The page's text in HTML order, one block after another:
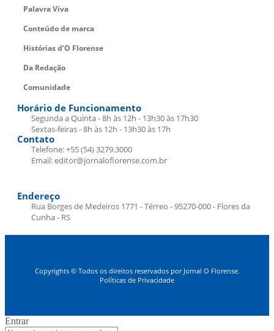
Palavra Viva
Conteúdo de marca
Histórias d’O Florense
Da Redação
Comunidade
Horário de Funcionamento
Segunda a Quinta - 8h às 12h - 13h30 às 17h30
Sextas-feiras - 8h às 12h - 13h30 às 17h
Contato
Telefone: +55 (54) 3279.3000
Email: editor@jornaloflorense.com.br
Endereço
Rua Borges de Medeiros 1771 - Térreo - 95270-000 - Flores da
Cunha - RS
Copyrights © Todos os direitos reservados por Jornal O Florense.
Políticas de Privacidade
Entrar